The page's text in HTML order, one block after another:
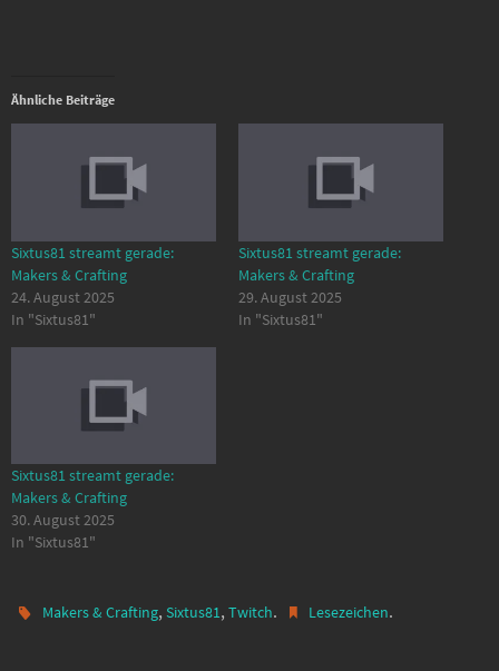
Ähnliche Beiträge
Sixtus81 streamt gerade:
Makers & Crafting
24. August 2025
In "Sixtus81"
Sixtus81 streamt gerade:
Makers & Crafting
29. August 2025
In "Sixtus81"
Sixtus81 streamt gerade:
Makers & Crafting
30. August 2025
In "Sixtus81"
Makers & Crafting,Sixtus81,Twitch. Lesezeichen.